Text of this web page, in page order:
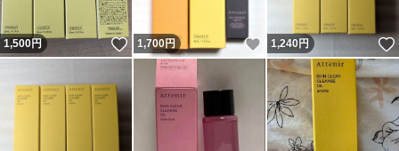
1,500円 いいね！
1,700円 いいね！
1,240円